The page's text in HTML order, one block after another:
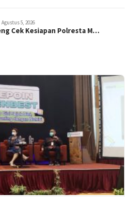
Agustus 5, 2026
Cek Kesiapan Polresta M…